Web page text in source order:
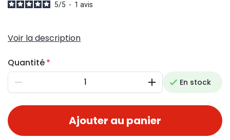
5/5 - 1 avis
Voir la description
Quantité
Diminuer AugmenterEn stock
Ajouter au panier